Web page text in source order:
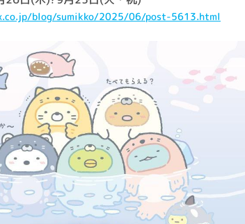
blog/sumikko/2025/06/post-5613.html